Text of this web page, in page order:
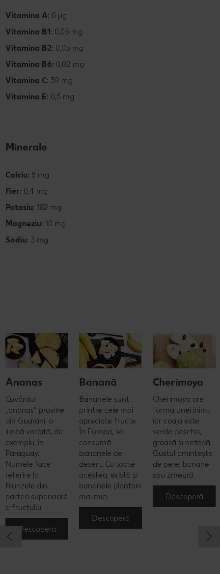
Vitamina A: 0 µg
Vitamina B1: 0,05 mg
Vitamina B2: 0,05 mg
Vitamina B6: 0,02 mg
Vitamina C: 39 mg
Vitamina E: 0,5 mg
Minerale
Calciu: 8 mg
Fier: 0,4 mg
Potasiu: 182 mg
Magneziu: 10 mg
Sodiu: 3 mg
Ananas
Cuvântul
„ananas” provine
din Guarani, o
limbă vorbită, de
exemplu, în
Paraguay.
Numele face
referire la
frunzele din
partea superioară
a fructului.
Descoperă
Banană
Bananele sunt
printre cele mai
apreciate fructe.
În Europa, se
consumă
bananele de
desert. Cu toate
acestea, există și
bananele plantain
mai mici.
Descoperă
Cherimoya
Cherimoya are
forma unei inimi,
iar coaja este
verde deschis,
groasă și netedă.
Gustul amintește
de pere, banane
sau zmeură.
Descoperă